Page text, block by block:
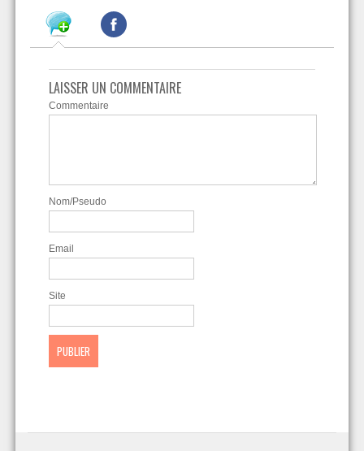
LAISSER UN COMMENTAIRE
Commentaire
Nom/Pseudo
Email
Site